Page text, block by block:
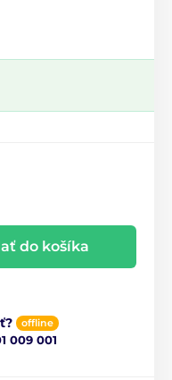
do košíka
offline
009 001